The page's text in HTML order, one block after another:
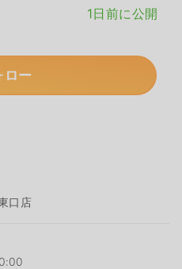
1日前に公開
ロー
口店